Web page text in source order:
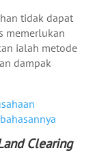
tidak dapat
memerlukan
ialah metode
dampak
Clearing